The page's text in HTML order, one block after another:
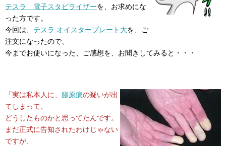
テスラ 電子スタビライザーを、お求めにな
った方です。
今回は、 テスラ オイスタープレート大を、ご
注文になったので、
今までお使いになった、ご感想を、お聞きしてみると・・・
「実は私本人に、 膠原病の疑いが出
てしまって、
どうしたものかと思ってたんです。
まだ正式に告知されたわけじゃない
ですが、